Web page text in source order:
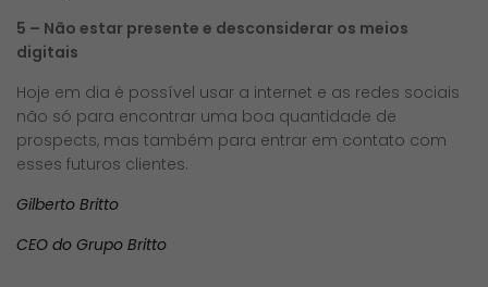
5 – Não estar presente e desconsiderar os meios
digitais
Hoje em dia é possível usar a internet e as redes sociais
não só para encontrar uma boa quantidade de
prospects, mas também para entrar em contato com
esses futuros clientes.
Gilberto Britto
CEO do Grupo Britto